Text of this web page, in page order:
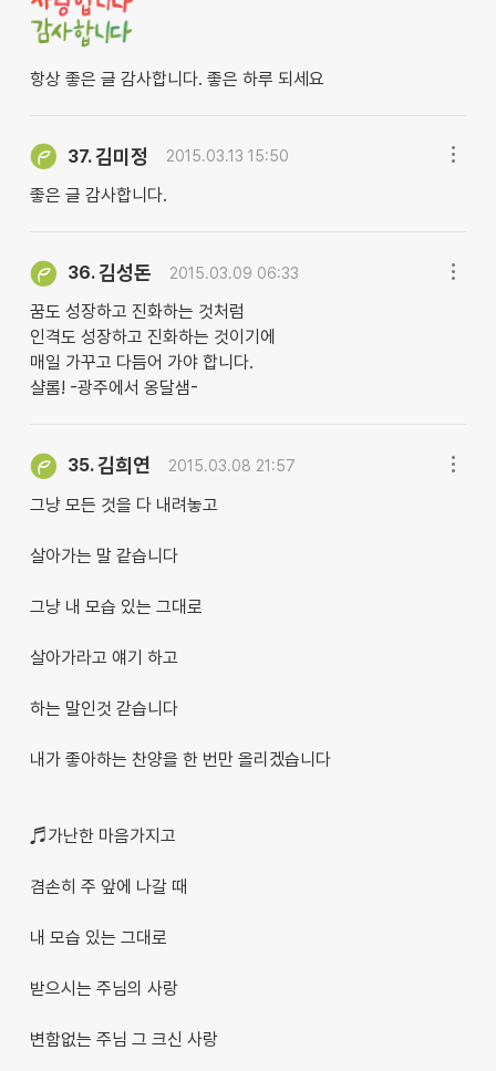
항상 좋은 글 감사합니다. 좋은 하루 되세요
37.김미정 2015.03.13 15:50
좋은 글 감사합니다.
36.김성돈 2015.03.09 06:33
꿈도 성장하고 진화하는 것처럼
인격도 성장하고 진화하는 것이기에
매일 가꾸고 다듬어 가야 합니다.
샬롬! -광주에서 옹달샘-
35.김희연 2015.03.08 21:57
그냥 모든 것을 다 내려놓고
살아가는 말 같습니다
그냥 내 모습 있는 그대로
살아가라고 얘기 하고
하는 말인것 갇습니다
내가 좋아하는 찬양을 한 번만 올리겠습니다
♬가난한 마음가지고
겸손히 주 앞에 나갈 때
내 모습 있는 그대로
받으시는 주님의 사랑
변함없는 주님 그 크신 사랑